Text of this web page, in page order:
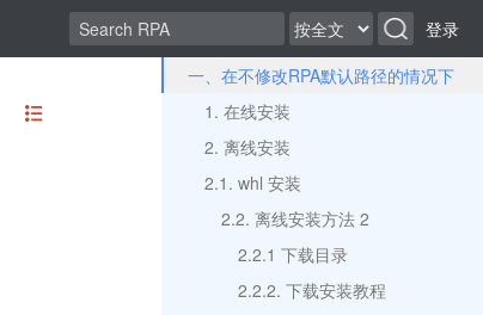
登录
一、在不修改RPA默认路径的情况下
1. 在线安装
2. 离线安装
2.1. whl 安装
2.2. 离线安装方法 2
2.2.1 下载目录
2.2.2. 下载安装教程